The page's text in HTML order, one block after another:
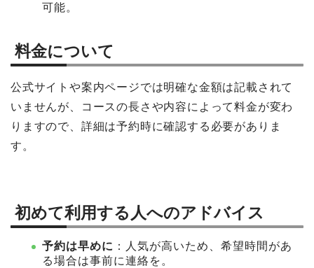
可能。
料金について
公式サイトや案内ページでは明確な金額は記載されて
いませんが、コースの長さや内容によって料金が変わ
りますので、詳細は予約時に確認する必要がありま
す。
初めて利用する人へのアドバイス
予約は早めに ：人気が高いため、希望時間があ
る場合は事前に連絡を。